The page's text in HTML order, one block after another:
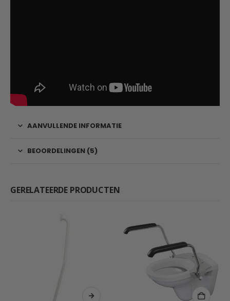
AANVULLENDE INFORMATIE
BEOORDELINGEN (5)
GERELATEERDE PRODUCTEN